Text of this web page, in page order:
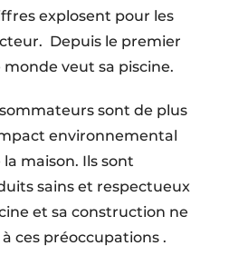
explosent pour les
Depuis le premier
veut sa piscine.
sont de plus
environnemental
maison. Ils sont
sains et respectueux
et sa construction ne
ces préoccupations .